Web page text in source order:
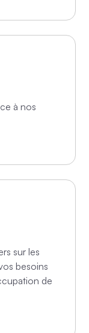
à nos
sur les
besoins
de